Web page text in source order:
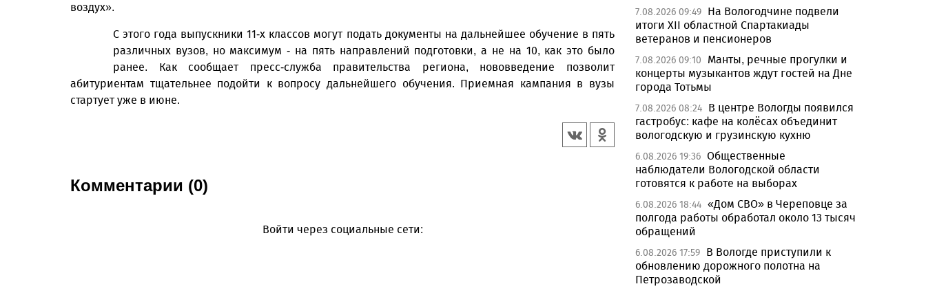
воздух».
С этого года выпускники 11-х классов могут подать документы на дальнейшее обучение в пять
различных вузов, но максимум - на пять направлений подготовки, а не на 10, как это было
ранее. Как сообщает пресс-служба правительства региона, нововведение позволит
абитуриентам тщательнее подойти к вопросу дальнейшего обучения. Приемная кампания в вузы
стартует уже в июне.
Комментарии (0)
Войти через социальные сети:
7.08.2026 09:49 На Вологодчине подвели
итоги XII областной Спартакиады
ветеранов и пенсионеров
7.08.2026 09:10
Манты, речные прогулки и
концерты музыкантов ждут гостей на Дне
города Тотьмы
7.08.2026 08:24 В центре Вологды появился
гастробус: кафе на колёсах объединит
вологодскую и грузинскую кухню
6.08.2026 19:36 Общественные
наблюдатели Вологодской области
готовятся к работе на выборах
6.08.2026 18:44 «Дом СВО» в Череповце за
полгода работы обработал около 13 тысяч
обращений
6.08.2026 17:59 В Вологде приступили к
обновлению дорожного полотна на
Петрозаводской